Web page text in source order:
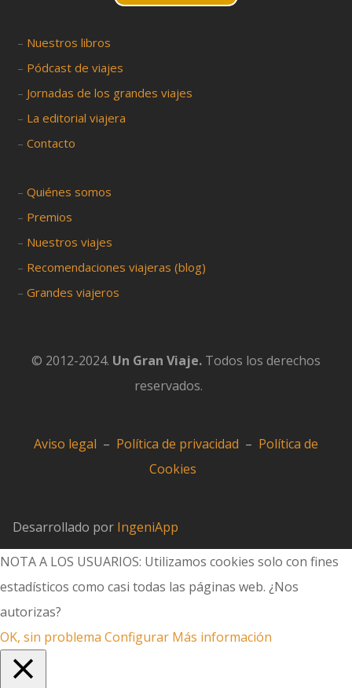
– Nuestros libros
– Pódcast de viajes
– Jornadas de los grandes viajes
– La editorial viajera
–Contacto
–Quiénes somos
– Premios
– Nuestros viajes
– Recomendaciones viajeras (blog)
–Grandes viajeros
© 2012-2024. Un Gran Viaje. Todos los derechos
reservados.
Aviso legal – Política de privacidad – Política de
Cookies
Desarrollado por IngeniApp
NOTA A LOS USUARIOS: Utilizamos cookies solo con fines
estadísticos como casi todas las páginas web. ¿Nos
autorizas?
OK, sin problema Configurar Más información